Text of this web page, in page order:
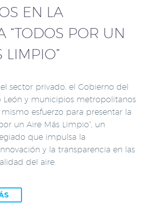
EN LA
“TODOS POR UN
LIMPIO”
sector privado, el Gobierno del
León y municipios metropolitanos
esfuerzo para presentar la
un Aire Más Limpio”, un
que impulsa la
y la transparencia en las
del aire.